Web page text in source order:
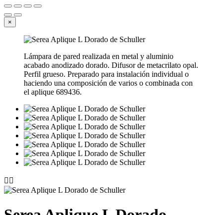
×
Lámpara de pared realizada en metal y aluminio
acabado anodizado dorado. Difusor de metacrilato opal.
Perfil grueso. Preparado para instalación individual o
haciendo una composición de varios o combinada con
el aplique 689436.
 